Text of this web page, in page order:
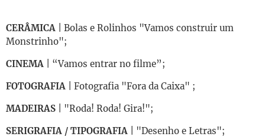
CERÂMICA | Bolas e Rolinhos "Vamos construir um
Monstrinho";
CINEMA | “Vamos entrar no filme”;
FOTOGRAFIA | Fotografia "Fora da Caixa" ;
MADEIRAS | "Roda! Roda! Gira!";
SERIGRAFIA / TIPOGRAFIA
| "Desenho e Letras";